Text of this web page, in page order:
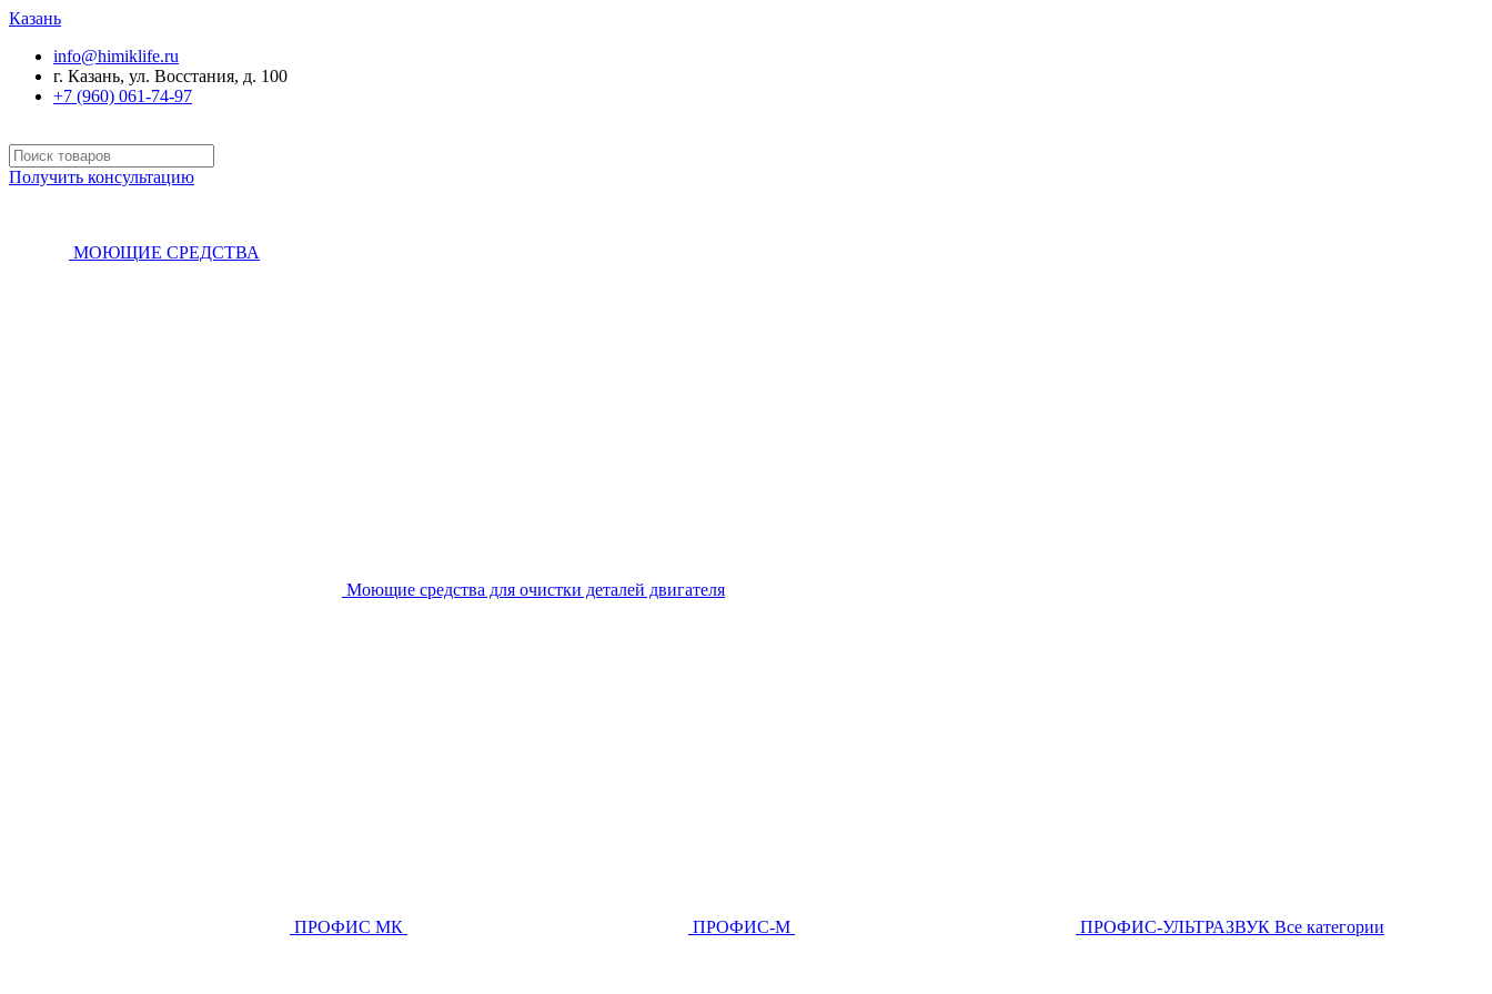
Казань
info@himiklife.ru
г. Казань, ул. Восстания, д. 100
+7 (960) 061-74-97
Получить консультацию
МОЮЩИЕ СРЕДСТВА
Моющие средства для очистки деталей двигателя
ПРОФИС МК ПРОФИС-М ПРОФИС-УЛЬТРАЗВУК Все категории